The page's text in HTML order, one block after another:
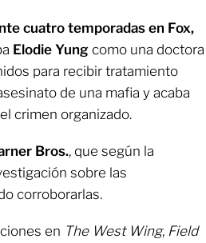
cuatro temporadas en Fox,
Elodie Yung como una doctora
para recibir tratamiento
de una mafia y acaba
crimen organizado.
Bros., que según la
sobre las
corroborarlas.
en The West Wing, Field